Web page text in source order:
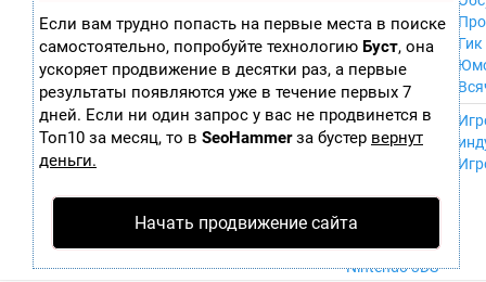
Если вам трудно попасть на первые места в поиске
самостоятельно, попробуйте технологию Буст, она
ускоряет продвижение в десятки раз, а первые
результаты появляются уже в течение первых 7
дней. Если ни один запрос у вас не продвинется в
Топ10 за месяц, то в SeoHammerза бустер вернут
деньги.
Начать продвижение сайта
Android
iPhone, iPod,
iPad
MacOS
Sega Mega Drive
NES
Wii U
PS4
Xbox One
Nintendo 3DS
Гик